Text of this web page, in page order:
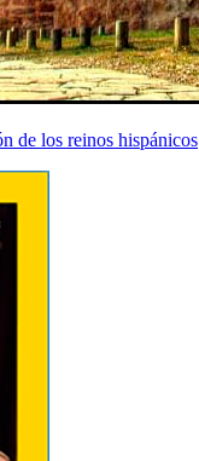
de los reinos hispánicos